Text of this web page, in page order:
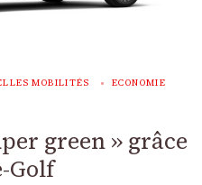
MOBILITÉS ECONOMIE
green » grâce
Golf